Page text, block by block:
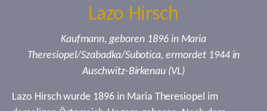
Lazo Hirsch
Kaufmann, geboren 1896 in Maria
Theresiopel/Szabadka/Subotica, ermordet 1944 in
Auschwitz-Birkenau (VL)
Lazo Hirsch wurde 1896 in Maria Theresiopel im